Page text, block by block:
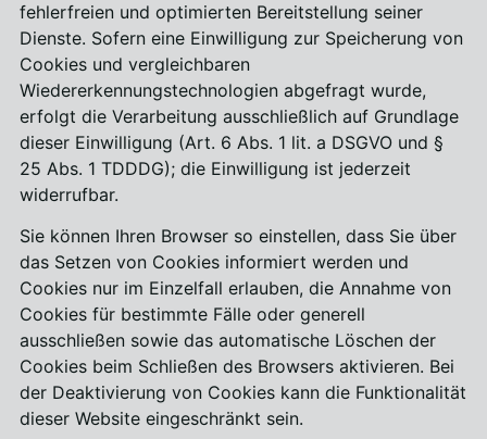
fehlerfreien und optimierten Bereitstellung seiner
Dienste. Sofern eine Einwilligung zur Speicherung von
Cookies und vergleichbaren
Wiedererkennungstechnologien abgefragt wurde,
erfolgt die Verarbeitung ausschließlich auf Grundlage
dieser Einwilligung (Art. 6 Abs. 1 lit. a DSGVO und §
25 Abs. 1 TDDDG); die Einwilligung ist jederzeit
widerrufbar.
Sie können Ihren Browser so einstellen, dass Sie über
das Setzen von Cookies informiert werden und
Cookies nur im Einzelfall erlauben, die Annahme von
Cookies für bestimmte Fälle oder generell
ausschließen sowie das automatische Löschen der
Cookies beim Schließen des Browsers aktivieren. Bei
der Deaktivierung von Cookies kann die Funktionalität
dieser Website eingeschränkt sein.